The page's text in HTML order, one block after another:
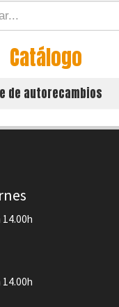
Catálogo
de autorecambios
14.00h
14.00h